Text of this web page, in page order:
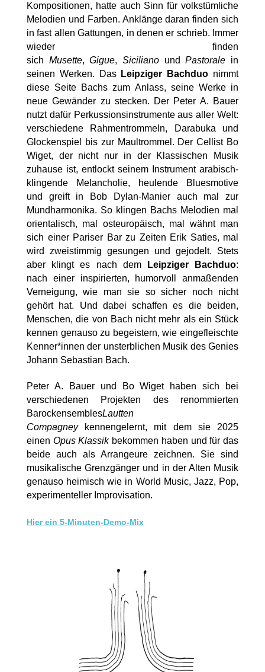
Kompositionen, hatte auch Sinn für volkstümliche
Melodien und Farben. Anklänge daran finden sich
in fast allen Gattungen, in denen er schrieb. Immer
wieder finden
sich Musette,Gigue,Siciliano undPastorale in
seinen Werken. Das Leipziger Bachduo nimmt
diese Seite Bachs zum Anlass, seine Werke in
neue Gewänder zu stecken. Der Peter A. Bauer
nutzt dafür Perkussionsinstrumente aus aller Welt:
verschiedene Rahmentrommeln, Darabuka und
Glockenspiel bis zur Maultrommel. Der Cellist Bo
Wiget, der nicht nur in der Klassischen Musik
zuhause ist, entlockt seinem Instrument arabisch-
klingende Melancholie, heulende Bluesmotive
und greift in Bob Dylan-Manier auch mal zur
Mundharmonika. So klingen Bachs Melodien mal
orientalisch, mal osteuropäisch, mal wähnt man
sich einer Pariser Bar zu Zeiten Erik Saties, mal
wird zweistimmig gesungen und gejodelt. Stets
aber klingt es nach dem
Leipziger Bachduo:
nach einer inspirierten, humorvoll anmaßenden
Verneigung, wie man sie so sicher noch nicht
gehört hat. Und dabei schaffen es die beiden,
Menschen, die von Bach nicht mehr als ein Stück
kennen genauso zu begeistern, wie eingefleischte
Kenner*innen der unsterblichen Musik des Genies
Johann Sebastian Bach.
Peter A. Bauer und Bo Wiget haben sich bei
verschiedenen Projekten des renommierten
BarockensemblesLautten
Compagneykennengelernt, mit dem sie 2025
einen Opus Klassik bekommen haben und für das
beide auch als Arrangeure zeichnen. Sie sind
musikalische Grenzgänger und in der Alten Musik
genauso heimisch wie in World Music, Jazz, Pop,
experimenteller Improvisation.
Hier ein 5-Minuten-Demo-Mix